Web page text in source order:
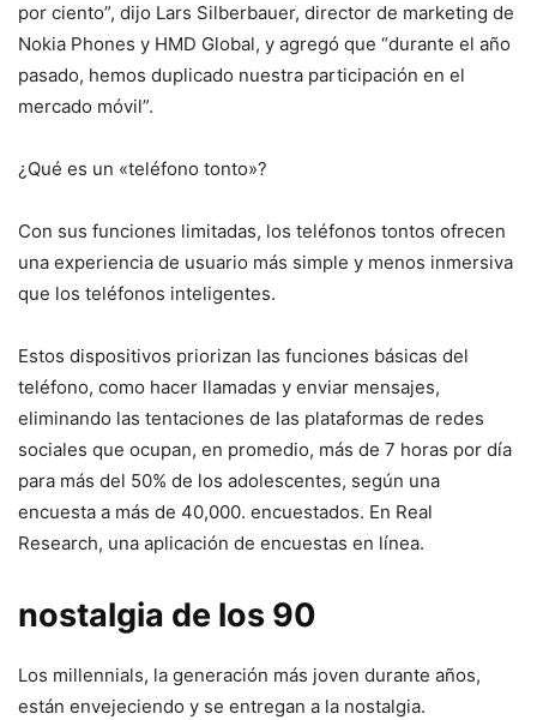
por ciento”, dijo Lars Silberbauer, director de marketing de
Nokia Phones y HMD Global, y agregó que “durante el año
pasado, hemos duplicado nuestra participación en el
mercado móvil”.
¿Qué es un «teléfono tonto»?
Con sus funciones limitadas, los teléfonos tontos ofrecen
una experiencia de usuario más simple y menos inmersiva
que los teléfonos inteligentes.
Estos dispositivos priorizan las funciones básicas del
teléfono, como hacer llamadas y enviar mensajes,
eliminando las tentaciones de las plataformas de redes
sociales que ocupan, en promedio, más de 7 horas por día
para más del 50% de los adolescentes, según una
encuesta a más de 40,000. encuestados. En Real
Research, una aplicación de encuestas en línea.
nostalgia de los 90
Los millennials, la generación más joven durante años,
están envejeciendo y se entregan a la nostalgia.